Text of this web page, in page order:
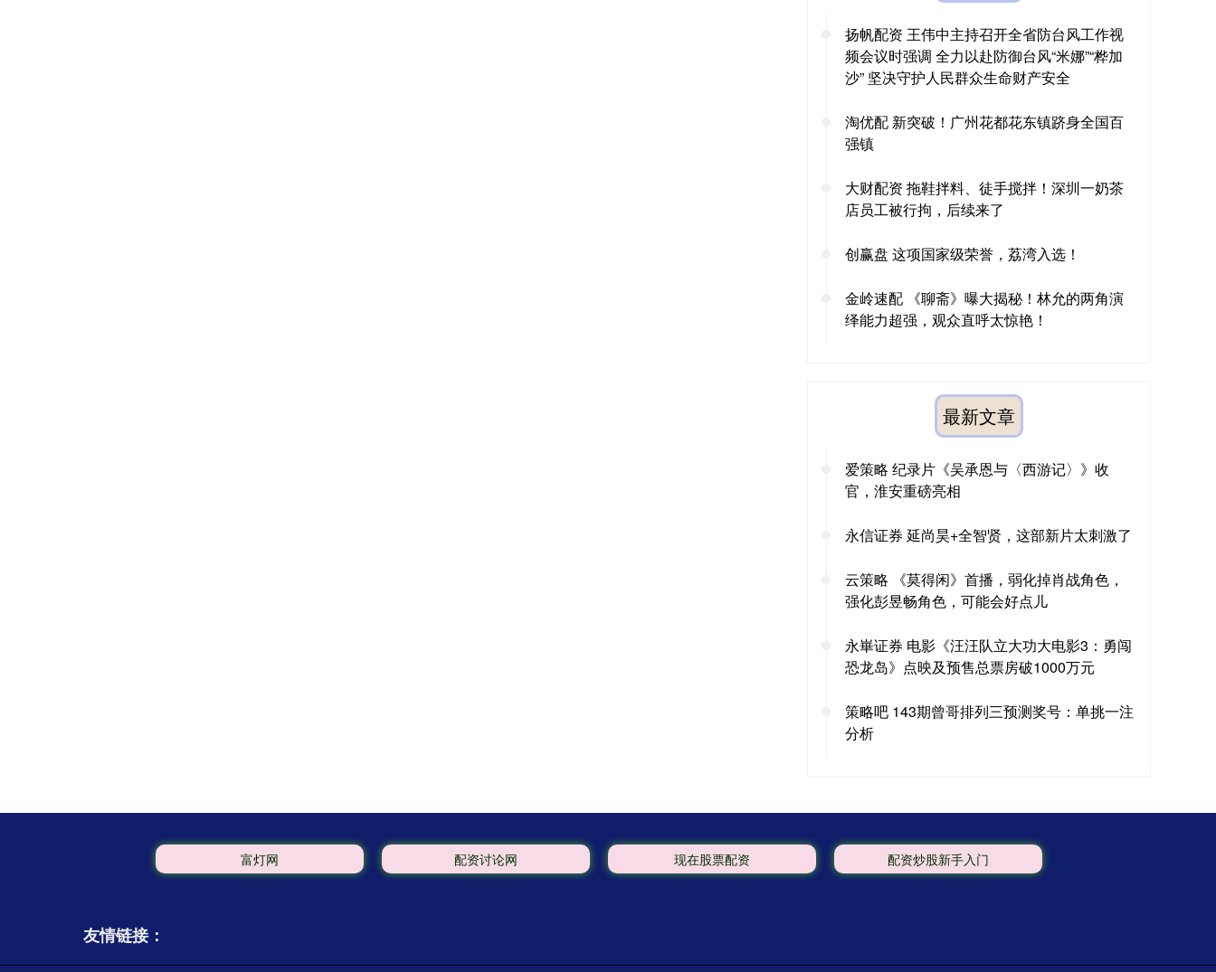
扬帆配资 王伟中主持召开全省防台风工作视
频会议时强调 全力以赴防御台风“米娜”“桦加
沙” 坚决守护人民群众生命财产安全
淘优配 新突破！广州花都花东镇跻身全国百
强镇
大财配资 拖鞋拌料、徒手搅拌！深圳一奶茶
店员工被行拘，后续来了
创赢盘 这项国家级荣誉，荔湾入选！
金岭速配 《聊斋》曝大揭秘！林允的两角演
绎能力超强，观众直呼太惊艳！
最新文章
爱策略 纪录片《吴承恩与〈西游记〉》收
官，淮安重磅亮相
永信证券 延尚昊+全智贤，这部新片太刺激了
云策略 《莫得闲》首播，弱化掉肖战角色，
强化彭昱畅角色，可能会好点儿
永崋证券 电影《汪汪队立大功大电影3：勇闯
恐龙岛》点映及预售总票房破1000万元
策略吧 143期曾哥排列三预测奖号：单挑一注
分析
富灯网 配资讨论网 现在股票配资 配资炒股新手入门
友情链接：